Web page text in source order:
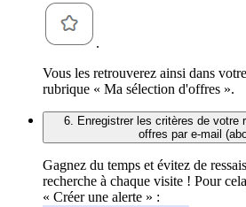
.
Vous les retrouverez ainsi dans
rubrique « Ma sélection d'offres ».
6. Enregistrer les critères de votre
offres par e-mail
Gagnez du temps et évitez de
recherche à chaque visite ! Pour
« Créer une alerte » :